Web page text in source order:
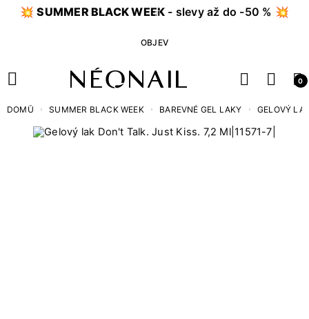
💥SUMMER BLACK WEEK - slevy až do -50 % 💥
OBJEV
0
DOMŮ SUMMER BLACK WEEK BAREVNÉ GEL LAKY GELOVÝ